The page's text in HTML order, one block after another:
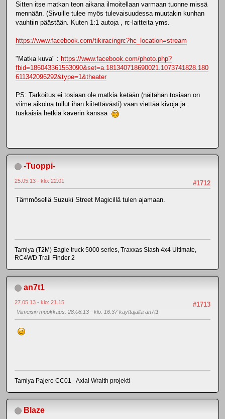
Sitten itse matkan teon aikana ilmoitellaan varmaan tuonne missä
mennään. (Sivuille tulee myös tulevaisuudessa muutakin kunhan
vauhtiin päästään. Kuten 1:1 autoja , rc-laitteita yms.
https://www.facebook.com/tikiracingrc?hc_location=stream
"Matka kuva" : https://www.facebook.com/photo.php?
fbid=186043361553090&set=a.181340718690021.1073741828.180
611342096292&type=1&theater
PS: Tarkoitus ei tosiaan ole matkia ketään (näitähän tosiaan on
viime aikoina tullut ihan kiitettävästi) vaan viettää kivoja ja
tuskaisia hetkiä kaverin kanssa
-Tuoppi-
#1712
25.05.13 - klo: 22.01
Tämmösellä Suzuki Street Magicillä tulen ajamaan.
Tamiya (T2M) Eagle truck 5000 series, Traxxas Slash 4x4 Ultimate,
RC4WD Trail Finder 2
an7t1
#1713
27.05.13 - klo: 21.15
Viimeisin muokkaus: 28.08.13 - klo: 16.37 käyttäjältä an7t1
Tamiya Pajero CC01 - Axial Wraith projekti
Blaze